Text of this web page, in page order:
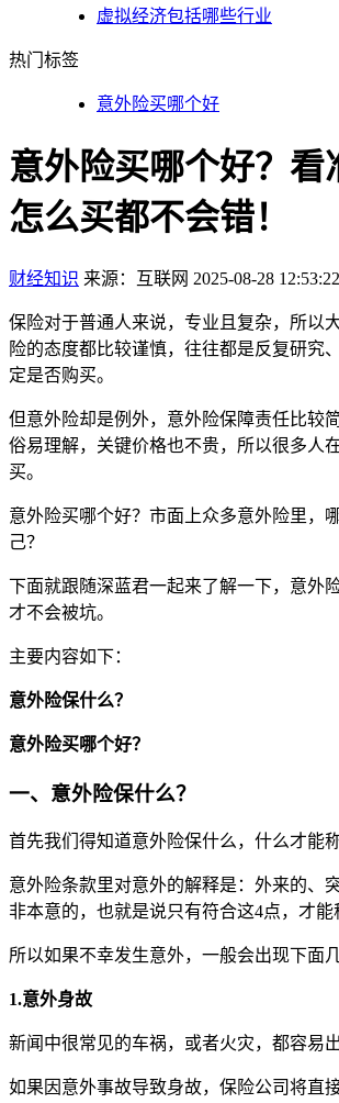
虚拟经济包括哪些行业
热门标签
意外险买哪个好
意外险买哪个好？看
怎么买都不会错！
财经知识 来源：互联网 2025-08-28 12:53:22
保险对于普通人来说，专业且复杂，所以
险的态度都比较谨慎，往往都是反复研究
定是否购买。
但意外险却是例外，意外险保障责任比较
俗易理解，关键价格也不贵，所以很多人
买。
意外险买哪个好？市面上众多意外险里，
己？
下面就跟随深蓝君一起来了解一下，意外
才不会被坑。
主要内容如下：
意外险保什么？
意外险买哪个好？
一、意外险保什么？
首先我们得知道意外险保什么，什么才能
意外险条款里对意外的解释是：外来的、
非本意的，也就是说只有符合这4点，才能
所以如果不幸发生意外，一般会出现下面
1.意外身故
新闻中很常见的车祸，或者火灾，都容易
如果因意外事故导致身故，保险公司将直